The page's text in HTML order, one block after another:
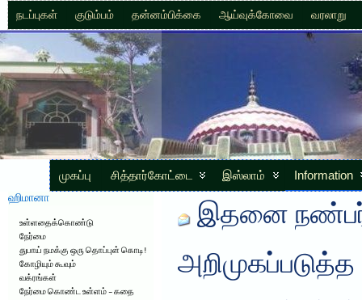
நடப்புகள் குடும்பம் தன்னம்பிக்கை ஆய்வுக்கோவை வரலாறு
முகப்பு சித்தார்கோட்டை இஸ்லாம் Information
ஹிமானா
உள்ளதைக்கொண்டு
நேர்மை
துபாய் நமக்கு ஒரு தொப்புள் கொடி!
கோழியும் கூவும்
வக்ரங்கள்
நேர்மை கொண்ட உள்ளம் – கதை
இதனை
அறிமுகப்படுத்த